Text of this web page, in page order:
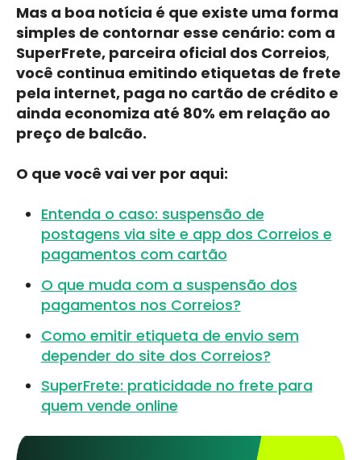
Mas a boa notícia é que existe uma forma
simples de contornar esse cenário: com a
SuperFrete, parceira oficial dos Correios,
você continua emitindo etiquetas de frete
pela internet, paga no cartão de crédito e
ainda economiza até 80% em relação ao
preço de balcão.
O que você vai ver por aqui:
Entenda o caso: suspensão de
postagens via site e app dos Correios e
pagamentos com cartão
O que muda com a suspensão dos
pagamentos nos Correios?
Como emitir etiqueta de envio sem
depender do site dos Correios?
SuperFrete: praticidade no frete para
quem vende online